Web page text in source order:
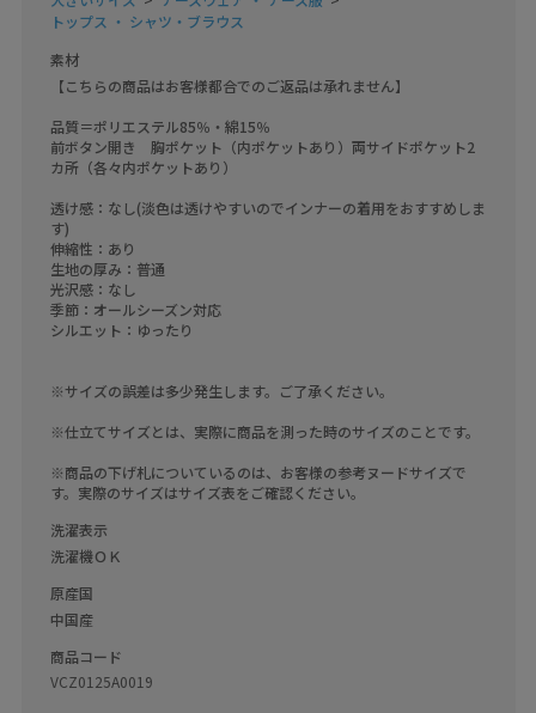
トップス ・ シャツ・ブラウス
素材
【こちらの商品はお客様都合でのご返品は承れません】
品質＝ポリエステル85％・綿15％
前ボタン開き　胸ポケット（内ポケットあり）両サイドポケット2
カ所（各々内ポケットあり）
透け感：なし(淡色は透けやすいのでインナーの着用をおすすめしま
す)
伸縮性：あり
生地の厚み：普通
光沢感：なし
季節：オールシーズン対応
シルエット：ゆったり
※サイズの誤差は多少発生します。ご了承ください。
※仕立てサイズとは、実際に商品を測った時のサイズのことです。
※商品の下げ札についているのは、お客様の参考ヌードサイズで
す。実際のサイズはサイズ表をご確認ください。
洗濯表示
洗濯機ＯＫ
原産国
中国産
商品コード
VCZ0125A0019